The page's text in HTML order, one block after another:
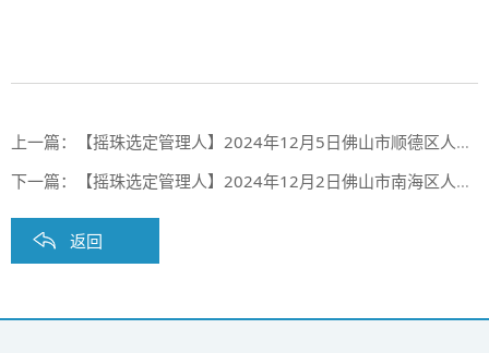
上一篇：
【摇珠选定管理人】2024年12月5日佛山市顺德区人民法院摇珠选定管理人结果
下一篇：
【摇珠选定管理人】2024年12月2日佛山市南海区人民法院摇珠选定管理人结果
返回